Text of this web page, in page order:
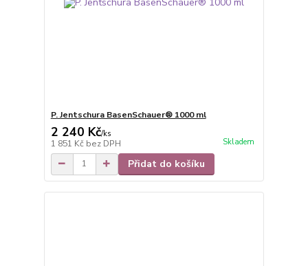
P. Jentschura BasenSchauer® 1000 ml
2 240 Kč/ks
1 851 Kč bez DPH Skladem
Přidat do košíku